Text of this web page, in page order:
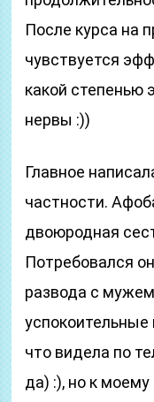
После курса на
чувствуется
какой степенью
нервы :))
Главное
частности.
двоюродная
Потребовался
развода с
успокоительные
что видела по
да) :), но к